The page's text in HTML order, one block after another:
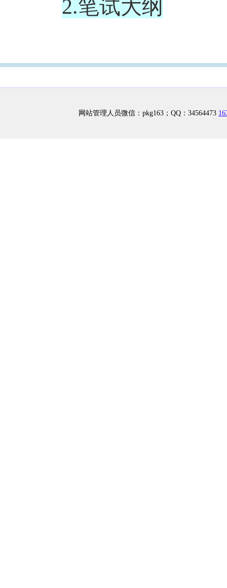
2.笔试大纲
网站管理人员微信：pkg163；QQ：34564473